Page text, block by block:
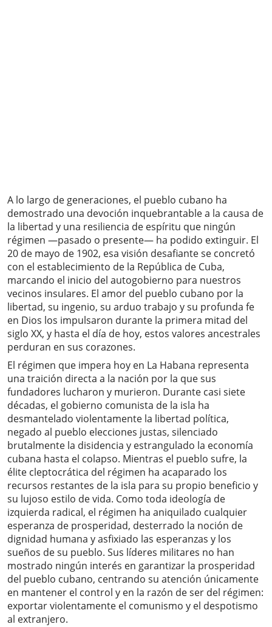
A lo largo de generaciones, el pueblo cubano ha
demostrado una devoción inquebrantable a la causa de
la libertad y una resiliencia de espíritu que ningún
régimen —pasado o presente— ha podido extinguir. El
20 de mayo de 1902, esa visión desafiante se concretó
con el establecimiento de la República de Cuba,
marcando el inicio del autogobierno para nuestros
vecinos insulares. El amor del pueblo cubano por la
libertad, su ingenio, su arduo trabajo y su profunda fe
en Dios los impulsaron durante la primera mitad del
siglo XX, y hasta el día de hoy, estos valores ancestrales
perduran en sus corazones.
El régimen que impera hoy en La Habana representa
una traición directa a la nación por la que sus
fundadores lucharon y murieron. Durante casi siete
décadas, el gobierno comunista de la isla ha
desmantelado violentamente la libertad política,
negado al pueblo elecciones justas, silenciado
brutalmente la disidencia y estrangulado la economía
cubana hasta el colapso. Mientras el pueblo sufre, la
élite cleptocrática del régimen ha acaparado los
recursos restantes de la isla para su propio beneficio y
su lujoso estilo de vida. Como toda ideología de
izquierda radical, el régimen ha aniquilado cualquier
esperanza de prosperidad, desterrado la noción de
dignidad humana y asfixiado las esperanzas y los
sueños de su pueblo. Sus líderes militares no han
mostrado ningún interés en garantizar la prosperidad
del pueblo cubano, centrando su atención únicamente
en mantener el control y en la razón de ser del régimen:
exportar violentamente el comunismo y el despotismo
al extranjero.